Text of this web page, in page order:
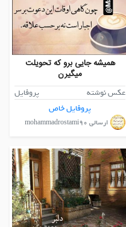
همیشه جایی برو که تحویلت
میگیرن
عکس نوشته
پروفایل
پروفایل خاص
ارسالی mohammadrostami90